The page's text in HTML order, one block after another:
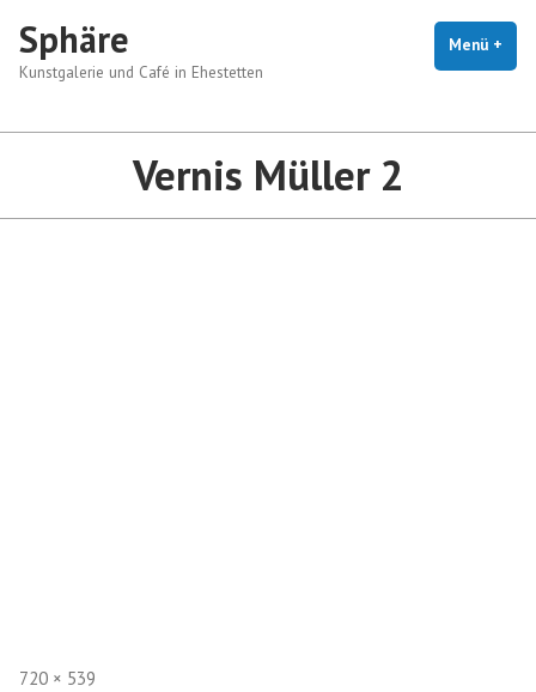
Inhalt
springen
Sphäre
Kunstgalerie und Café in Ehestetten
Menü +
Vernis Müller 2
Volle
720 × 539